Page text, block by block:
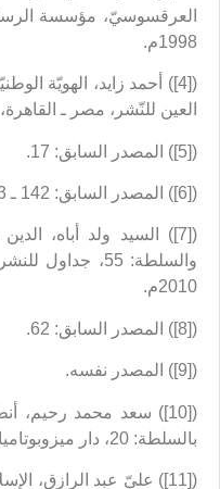
1998م.
العين للنّشر، مصر ـ القاهرة، ط1، 1439هـ ـ
([5]) المصدر السابق: 17.
([6]) المصدر السابق: 142 ـ 143. بتصرُّفٍ بسيط.
([7]) السيد ولد أباه،
2010م.
([8]) المصدر السابق: 62.
([9]) المصدر نفسه.
([10]) سعد محمد رحيم،
بالسلطة: 20، دار ميزوبوتاميا، بغداد ـ العراق، ط1، 2013م.
([11]) عليّ عبد الرازق،